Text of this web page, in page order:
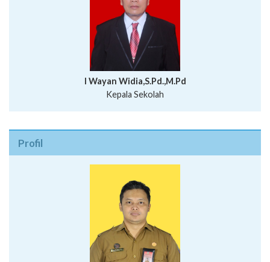
I Wayan Widia,S.Pd.,M.Pd
Kepala Sekolah
Profil